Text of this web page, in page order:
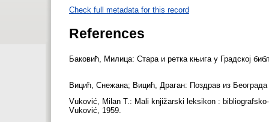
Check full metadata for this record
References
Баковић, Милица: Стара и ретка књига у Градској
Вицић, Снежана; Вицић, Драган: Поздрав из
Vuković, Milan T.: Mali knjižarski leksikon :
Vuković, 1959.